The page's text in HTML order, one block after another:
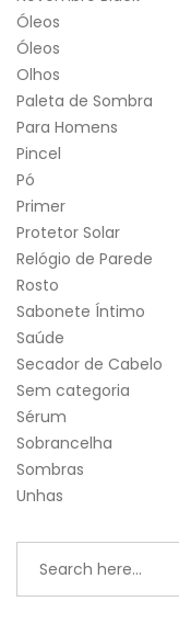
Óleos
Óleos
Olhos
Paleta de Sombra
Para Homens
Pincel
Pó
Primer
Protetor Solar
Relógio de Parede
Rosto
Sabonete Íntimo
Saúde
Secador de Cabelo
Sem categoria
Sérum
Sobrancelha
Sombras
Unhas